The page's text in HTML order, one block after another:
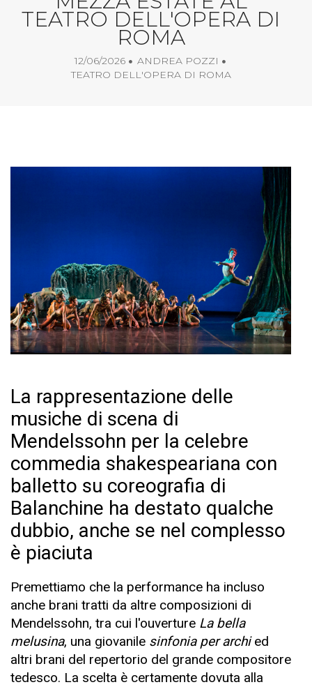
TEATRO DELL'OPERA DI
ROMA
12/06/2026
ANDREA POZZI
TEATRO DELL'OPERA DI ROMA
La rappresentazione delle
musiche di scena di
Mendelssohn per la celebre
commedia shakespeariana con
balletto su coreografia di
Balanchine ha destato qualche
dubbio, anche se nel complesso
è piaciuta
Premettiamo che la performance ha incluso
anche brani tratti da altre composizioni di
Mendelssohn, tra cui l'ouverture La bella
melusina, una giovanile sinfonia per archied
altri brani del repertorio del grande compositore
tedesco. La scelta è certamente dovuta alla